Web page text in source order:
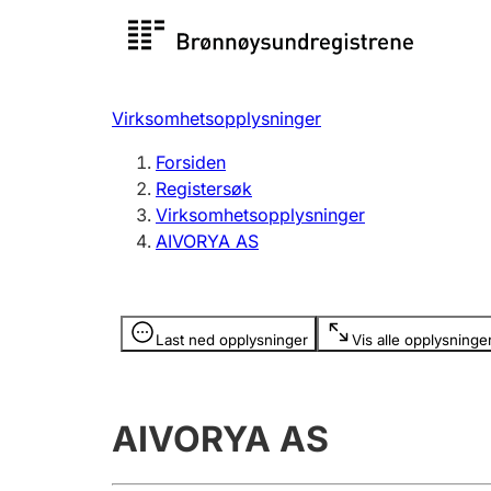
Registersøk
Registrere, endre, slette
Virksomhetsopplysninger
Forsiden
Registersøk
Virksomhetsopplysninger
AIVORYA AS
Last ned opplysninger Vis alle
Opplysninger er skjult
AIVORYA AS